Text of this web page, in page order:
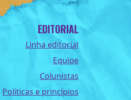
EDITORIAL
Linha editorial
Equipe
Colunistas
Políticas e princípios